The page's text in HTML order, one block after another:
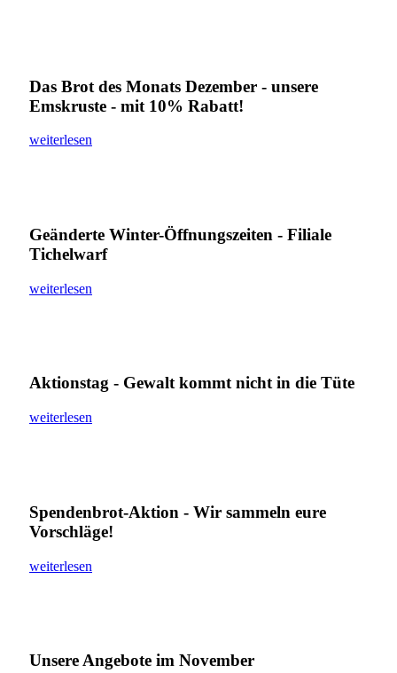
Das Brot des Monats Dezember - unsere
Emskruste - mit 10% Rabatt!
weiterlesen
Geänderte Winter-Öffnungszeiten - Filiale
Tichelwarf
weiterlesen
Aktionstag - Gewalt kommt nicht in die Tüte
weiterlesen
Spendenbrot-Aktion - Wir sammeln eure
Vorschläge!
weiterlesen
Unsere Angebote im November